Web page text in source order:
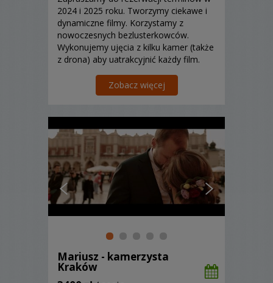
2024 i 2025 roku. Tworzymy ciekawe i
dynamiczne filmy. Korzystamy z
nowoczesnych bezlusterkowców.
Wykonujemy ujęcia z kilku kamer (także
z drona) aby uatrakcyjnić każdy film.
Staramy się tworzyć jak najkrótsze
materiały video, jednakże ostateczną
Zobacz więcej
Mariusz - kamerzysta
Kraków